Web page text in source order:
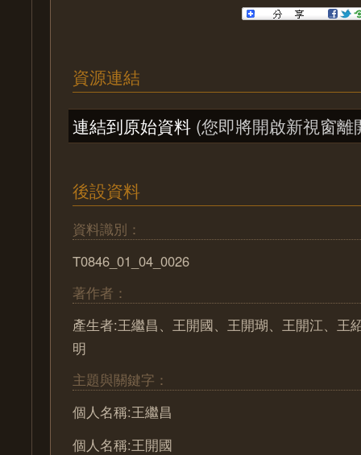
資源連結
連結到原始資料 (您即將開啟新視窗離
後設資料
資料識別：
T0846_01_04_0026
著作者：
產生者:王繼昌、王開國、王開瑚、王開江、王
明
主題與關鍵字：
個人名稱:王繼昌
個人名稱:王開國